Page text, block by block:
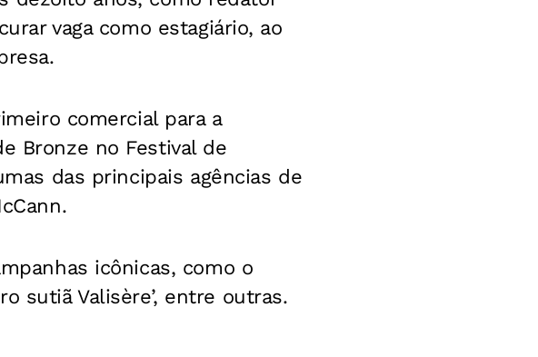
vaga como estagiário, ao
comercial para a
Bronze no Festival de
das principais agências de
icônicas, como o
sutiã Valisère’, entre outras.